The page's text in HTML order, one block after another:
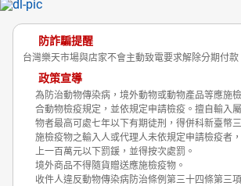
防詐騙提醒
台灣樂天市場與店家不會主動致電要求解除分期付款
政策宣導
為防治動物傳染病，境外動物或動物產品等應施
合動物檢疫規定，並依規定申請檢疫。擅自輸入
物者最高可處七年以下有期徒刑，得併科新臺幣
施檢疫物之輸入人或代理人未依規定申請檢疫者
上一百萬元以下罰鍰，並得按次處罰。
境外商品不得隨貨贈送應施檢疫物。
收件人違反動物傳染病防治條例第三十四條第三